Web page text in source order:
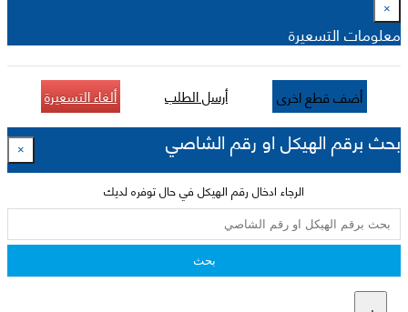
×
معلومات التسعيرة
أضف قطع اخرى أرسل الطلب ألغاء التسعيرة
بحث برقم الهيكل او رقم الشاصي ×
الرجاء ادخال رقم الهيكل في حال توفره لديك
بحث